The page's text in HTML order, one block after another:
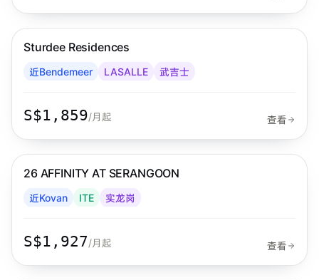
Habyt
步行 7 分钟到 MRT 武吉士
Sturdee Residences
近Bendemeer LASALLE 武吉士
S$1,859/月起 查看
Habyt
步行 25 分钟到 MRT 实龙岗
26 AFFINITY AT SERANGOON
近Kovan ITE 实龙岗
S$1,927/月起 查看
步行 2 分钟到 MRT 诺维娜